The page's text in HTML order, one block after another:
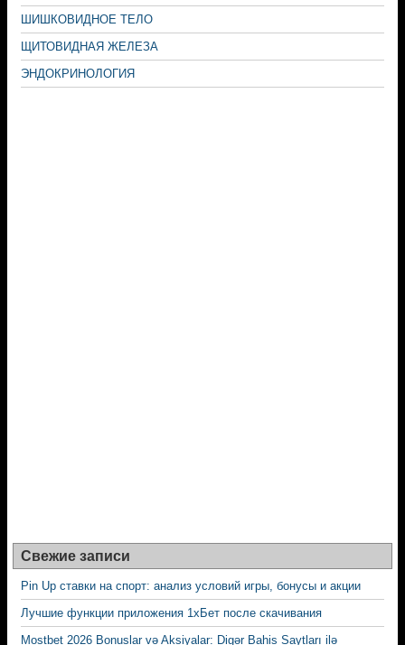
ШИШКОВИДНОЕ ТЕЛО
ЩИТОВИДНАЯ ЖЕЛЕЗА
ЭНДОКРИНОЛОГИЯ
Свежие записи
Pin Up ставки на спорт: анализ условий игры, бонусы и акции
Лучшие функции приложения 1хБет после скачивания
Mostbet 2026 Bonuslar və Aksiyalar: Digər Bahis Saytları ilə